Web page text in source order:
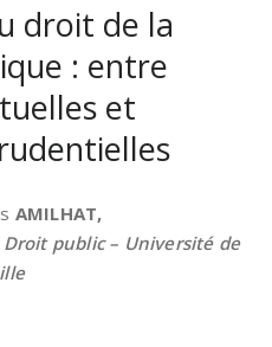
droit de la
: entre
et
AMILHAT,
public – Université de